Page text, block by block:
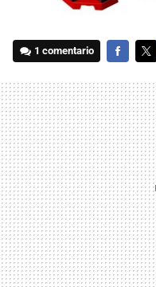
1 comentario